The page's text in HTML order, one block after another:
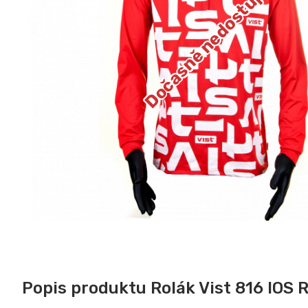
Dočasně nedostupné
Popis produktu Rolák Vist 816 IOS